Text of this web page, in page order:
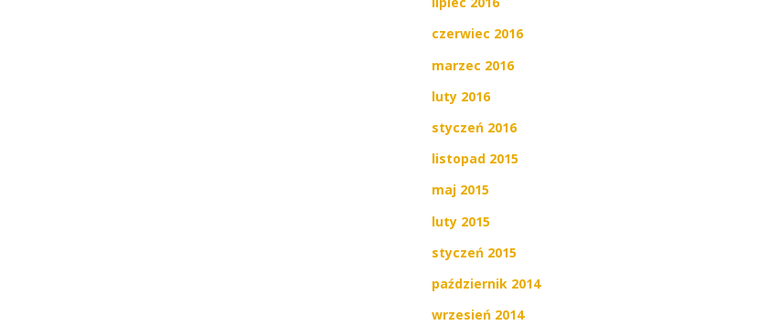
czerwiec 2016
marzec 2016
luty 2016
styczeń 2016
listopad 2015
maj 2015
luty 2015
styczeń 2015
październik 2014
wrzesień 2014